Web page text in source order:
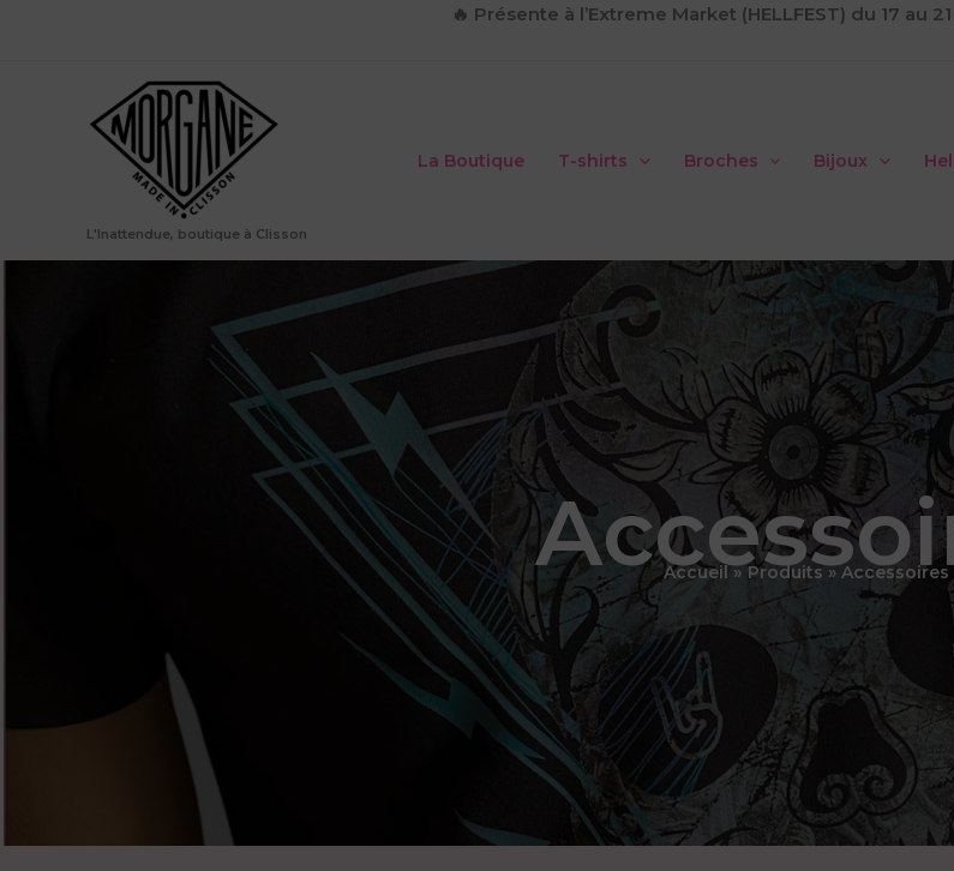
🔥 Présente à l’Extreme Market (HELLFEST) du 17 au
L'Inattendue, boutique à Clisson
La Boutique T-shirts Broches Bijoux
Accueil Produits Accessoires